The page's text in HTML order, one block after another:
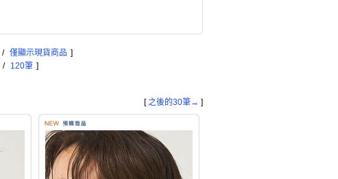
/ 僅顯示現貨商品 ]
/ 120筆 ]
[ 之後的30筆→ ]